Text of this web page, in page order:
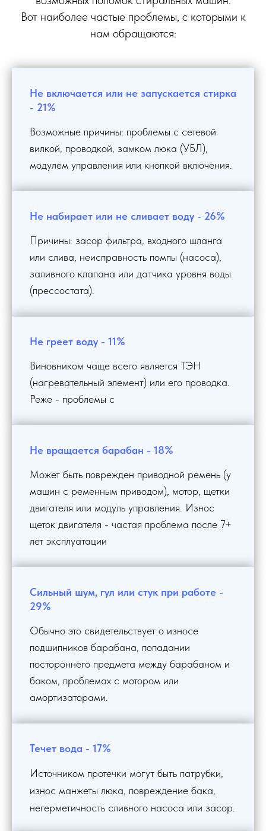
Вот наиболее частые проблемы, с которыми к
нам обращаются:
Не включается или не запускается стирка
- 21%
Возможные причины: проблемы с сетевой
вилкой, проводкой, замком люка (УБЛ),
модулем управления или кнопкой включения.
Не набирает или не сливает воду - 26%
Причины: засор фильтра, входного шланга
или слива, неисправность помпы (насоса),
заливного клапана или датчика уровня воды
(прессостата).
Не греет воду - 11%
Виновником чаще всего является ТЭН
(нагревательный элемент) или его проводка.
Реже - проблемы с
Не вращается барабан - 18%
Может быть поврежден приводной ремень (у
машин с ременным приводом), мотор, щетки
двигателя или модуль управления. Износ
щеток двигателя - частая проблема после 7+
лет эксплуатации
Сильный шум, гул или стук при работе -
29%
Обычно это свидетельствует о износе
подшипников барабана, попадании
постороннего предмета между барабаном и
баком, проблемах с мотором или
амортизаторами.
Течет вода - 17%
Источником протечки могут быть патрубки,
износ манжеты люка, повреждение бака,
негерметичность сливного насоса или засор.